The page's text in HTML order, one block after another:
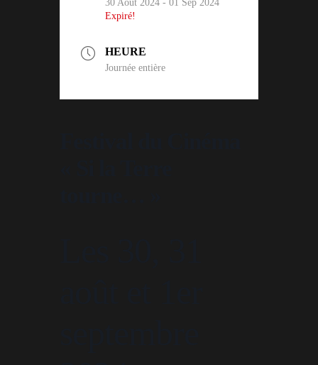
30 Août 2024 - 01 Sep 2024
Expiré!
HEURE
Journée entière